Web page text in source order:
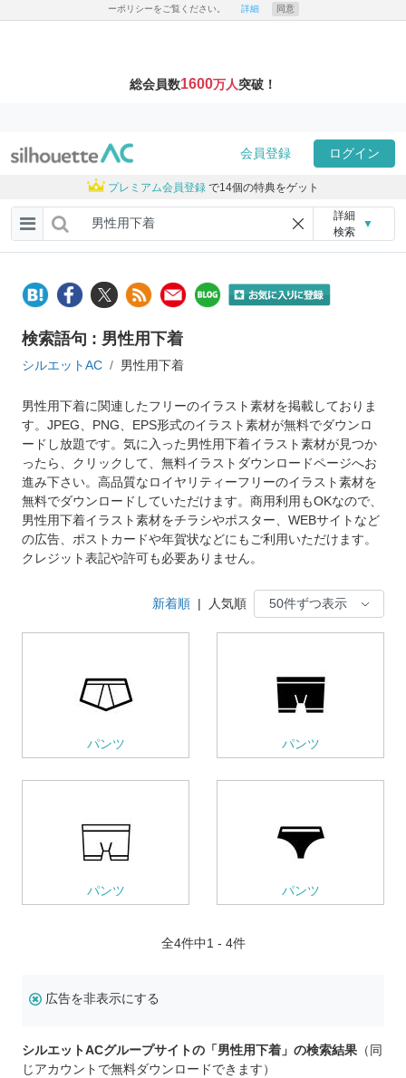
ーポリシーをご覧ください。 詳細 同意
総会員数1600万人突破！
会員登録 ログイン
プレミアム会員登録 で14個の特典をゲット
詳細
検索
▼
検索語句 : 男性用下着
シルエットAC 男性用下着
男性用下着に関連したフリーのイラスト素材を掲載しておりま
す。JPEG、PNG、EPS形式のイラスト素材が無料でダウンロ
ードし放題です。気に入った男性用下着イラスト素材が見つか
ったら、クリックして、無料イラストダウンロードページへお
進み下さい。高品質なロイヤリティーフリーのイラスト素材を
無料でダウンロードしていただけます。商用利用もOKなので、
男性用下着イラスト素材をチラシやポスター、WEBサイトなど
の広告、ポストカードや年賀状などにもご利用いただけます。
クレジット表記や許可も必要ありません。
新着順 | 人気順
パンツ パンツ
パンツ パンツ
全4件中1 - 4件
広告を非表示にする
シルエットACグループサイトの「男性用下着」の検索結果 （同
じアカウントで無料ダウンロードできます）